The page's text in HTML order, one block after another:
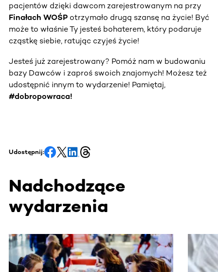
pacjentów dzięki dawcom zarejestrowanym na przy
Finałach WOŚP otrzymało drugą szansę na życie! Być
może to właśnie Ty jesteś bohaterem, który podaruje
cząstkę siebie, ratując czyjeś życie!
Jesteś już zarejestrowany? Pomóż nam w budowaniu
bazy Dawców i zaproś swoich znajomych! Możesz też
udostępnić innym to wydarzenie! Pamiętaj,
#dobropowraca!
Udostępnij:
Nadchodzące
wydarzenia
Ta sekcja zawiera treści przewijane w poziomie. Użyj